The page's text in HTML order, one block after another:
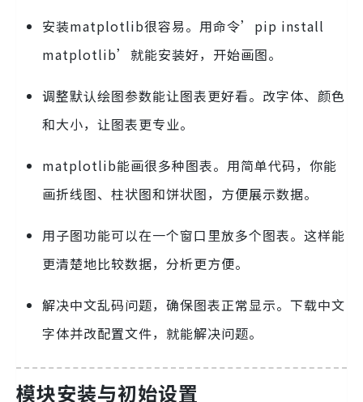
安装matplotlib很容易。用命令’pip install
matplotlib’就能安装好，开始画图。
调整默认绘图参数能让图表更好看。改字体、颜色
和大小，让图表更专业。
matplotlib能画很多种图表。用简单代码，你能
画折线图、柱状图和饼状图，方便展示数据。
用子图功能可以在一个窗口里放多个图表。这样能
更清楚地比较数据，分析更方便。
解决中文乱码问题，确保图表正常显示。下载中文
字体并改配置文件，就能解决问题。
模块安装与初始设置